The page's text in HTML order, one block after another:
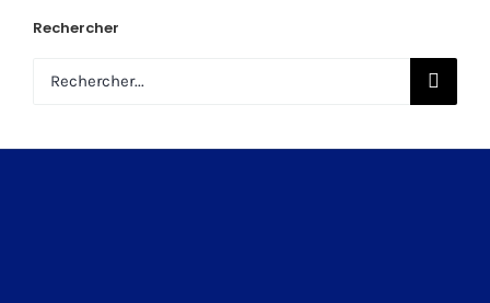
Rechercher
Rechercher: